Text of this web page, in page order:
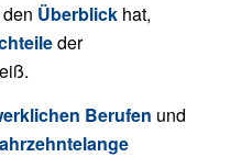
Überblickhat,
der
Berufen und